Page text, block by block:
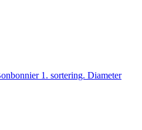
1. sortering. Diameter